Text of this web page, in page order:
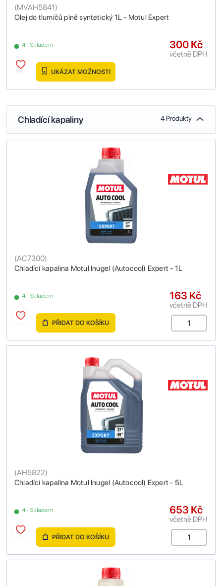
Olej do tlumičů plně syntetický 1L - Motul Expert
(MVAH5841)
4+ Skladem 300 Kč
včetně DPH
UKÁZAT MOŽNOSTI
Chladící kapaliny 4 Produkty
Chladící kapalina Motul Inugel (Autocool) Expert - 1L
(AC7300)
4+ Skladem 163 Kč
včetně DPH
PŘIDAT DO KOŠÍKU
Chladící kapalina Motul Inugel (Autocool) Expert - 5L
(AH5822)
4+ Skladem 653 Kč
včetně DPH
PŘIDAT DO KOŠÍKU